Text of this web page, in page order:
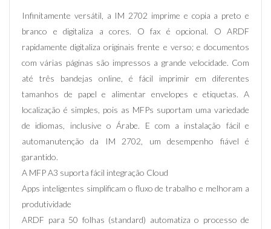
Infinitamente versátil, a IM 2702 imprime e copia a preto e
branco e digitaliza a cores. O fax é opcional. O ARDF
rapidamente digitaliza originais frente e verso; e documentos
com várias páginas são impressos a grande velocidade. Com
até três bandejas online, é fácil imprimir em diferentes
tamanhos de papel e alimentar envelopes e etiquetas. A
localização é simples, pois as MFPs suportam uma variedade
de idiomas, inclusive o Árabe. E com a instalação fácil e
automanutenção da IM 2702, um desempenho fiável é
garantido.
A MFP A3 suporta fácil integração Cloud
Apps inteligentes simplificam o fluxo de trabalho e melhoram a
produtividade
ARDF para 50 folhas (standard) automatiza o processo de